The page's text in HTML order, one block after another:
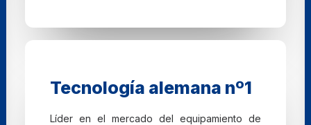
Tecnología alemana nº1
Líder en el mercado del equipamiento de